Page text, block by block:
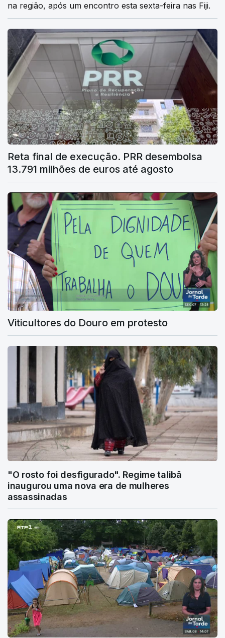
na região, após um encontro esta sexta-feira nas Fiji.
Reta final de execução. PRR desembolsa
13.791 milhões de euros até agosto
Viticultores do Douro em protesto
"O rosto foi desfigurado". Regime talibã
inaugurou uma nova era de mulheres
assassinadas